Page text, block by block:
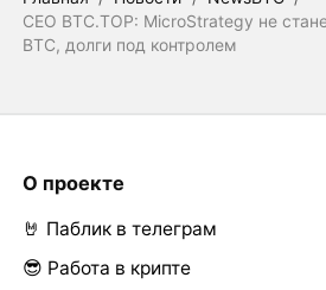
CEO BTC.TOP: MicroStrategy не
BTC, долги под контролем
О проекте
🤘 Паблик в телеграм
😎 Работа в крипте